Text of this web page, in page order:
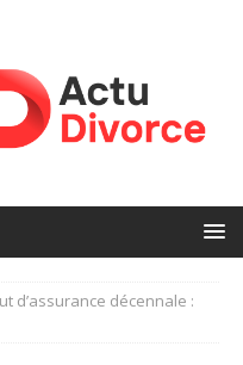
d’assurance décennale :